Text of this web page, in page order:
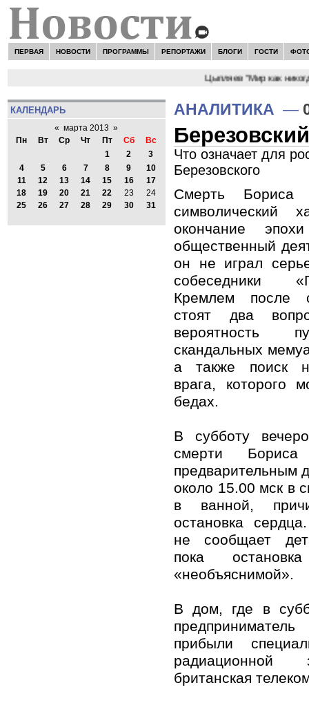
ПЕРВАЯ НОВОСТИ ПРОГРАММЫ РЕПОРТАЖИ БЛОГИ ГОСТИ
Сергей Цыпляев "Мир как никогда
КАЛЕНДАРЬ
« марта 2013 »
Пн
Вт Ср Чт Пт Сб
Вс
1
2
3
4
5 6 7 8 9
10
11
12 13 14 15 16
17
18
19 20 21 22 23
24
25
26 27 28 29 30 31
АНАЛИТИКА —
Что означает для
Березовского
Смерть Бориса
символический
окончание
общественный
он не играл
собеседники
Кремлем после
стоят два
вероятность
скандальных
а также поиск
врага, которого
бедах.
В субботу
смерти
предварительным
около 15.00 мск в
в ванной,
остановка
не сообщает
пока
«необъяснимой».
В дом, где в
прибыли
радиационной
британская